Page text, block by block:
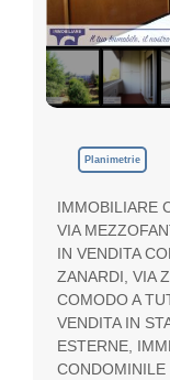
Planimetrie
IMMOBILIARE
VIA
IN VENDITA
ZANARDI, VIA
COMODO A
VENDITA IN
ESTERNE,
CONDOMINILE